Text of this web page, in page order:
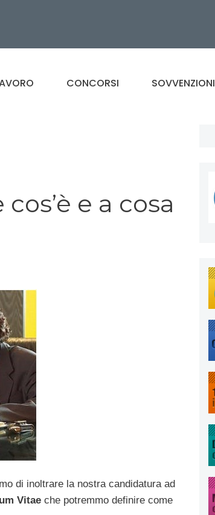
CONCORSI SOVVENZIONI
e a cosa
di inoltrare la nostra candidatura ad
Vitae che potremmo definire come